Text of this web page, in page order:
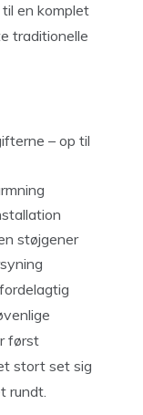
en komplet
traditionelle
– op til
støjgener
først
stort set sig
rundt.